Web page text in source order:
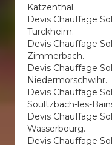
Katzenthal.
Devis Chauffage
Turckheim.
Devis Chauffage
Zimmerbach.
Devis Chauffage
Niedermorschwihr.
Devis Chauffage
Soultzbach-les-
Devis Chauffage
Wasserbourg.
Devis Chauffage